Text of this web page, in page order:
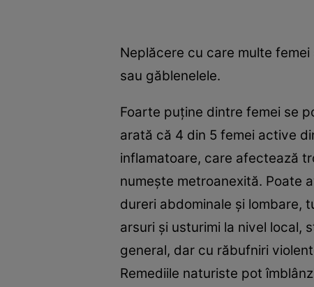
Neplăcere cu care multe
sau găblenelele.
Foarte puţine dintre femei se
arată că 4 din 5 femei active
inflamatoare, care afectează
numeşte metroanexită. Poate
dureri abdominale şi lombare,
arsuri şi usturimi la nivel local,
general, dar cu răbufniri
Remediile naturiste pot